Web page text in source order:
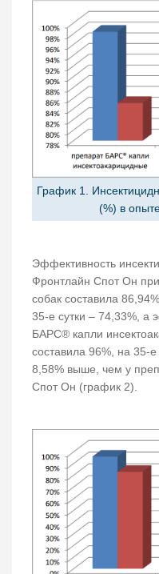
График 1.
(%) в
Эффективность
Фронтлайн Спот Он
собак составила
35-е сутки – 74,33%, а
БАРС® капли
составила 96%, на 35-
8,58% выше, чем у
Спот Он (график 2).